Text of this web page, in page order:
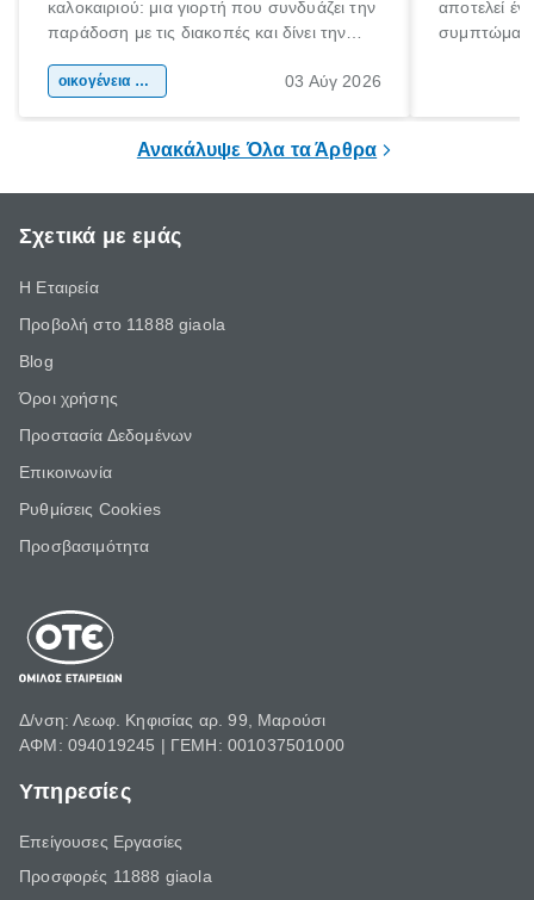
καλοκαιριού: μια γιορτή που συνδυάζει την
παράδοση με τις διακοπές και δίνει την
χώρας. Είτε πρόκειται για λίγες μέρες
οικογένεια & παιδί 03 Αύγ 2026
αποτελεί
Ανακάλυψε Όλα τα Άρθρα
Σχετικά με εμάς
Η Εταιρεία
Προβολή στο 11888 giaola
Blog
Όροι χρήσης
Προστασία Δεδομένων
Επικοινωνία
Ρυθμίσεις Cookies
Προσβασιμότητα
Δ/νση: Λεωφ. Κηφισίας αρ. 99, Μαρούσι
ΑΦΜ: 094019245 | ΓΕΜΗ: 001037501000
Υπηρεσίες
Επείγουσες Εργασίες
Προσφορές 11888 giaola